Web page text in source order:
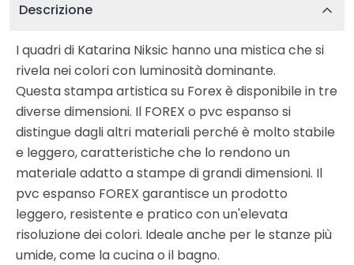
Descrizione
I quadri di Katarina Niksic hanno una mistica che si
rivela nei colori con luminosità dominante.
Questa stampa artistica su Forex è disponibile in tre
diverse dimensioni. Il FOREX o pvc espanso si
distingue dagli altri materiali perché è molto stabile
e leggero, caratteristiche che lo rendono un
materiale adatto a stampe di grandi dimensioni. Il
pvc espanso FOREX garantisce un prodotto
leggero, resistente e pratico con un'elevata
risoluzione dei colori. Ideale anche per le stanze più
umide, come la cucina o il bagno.